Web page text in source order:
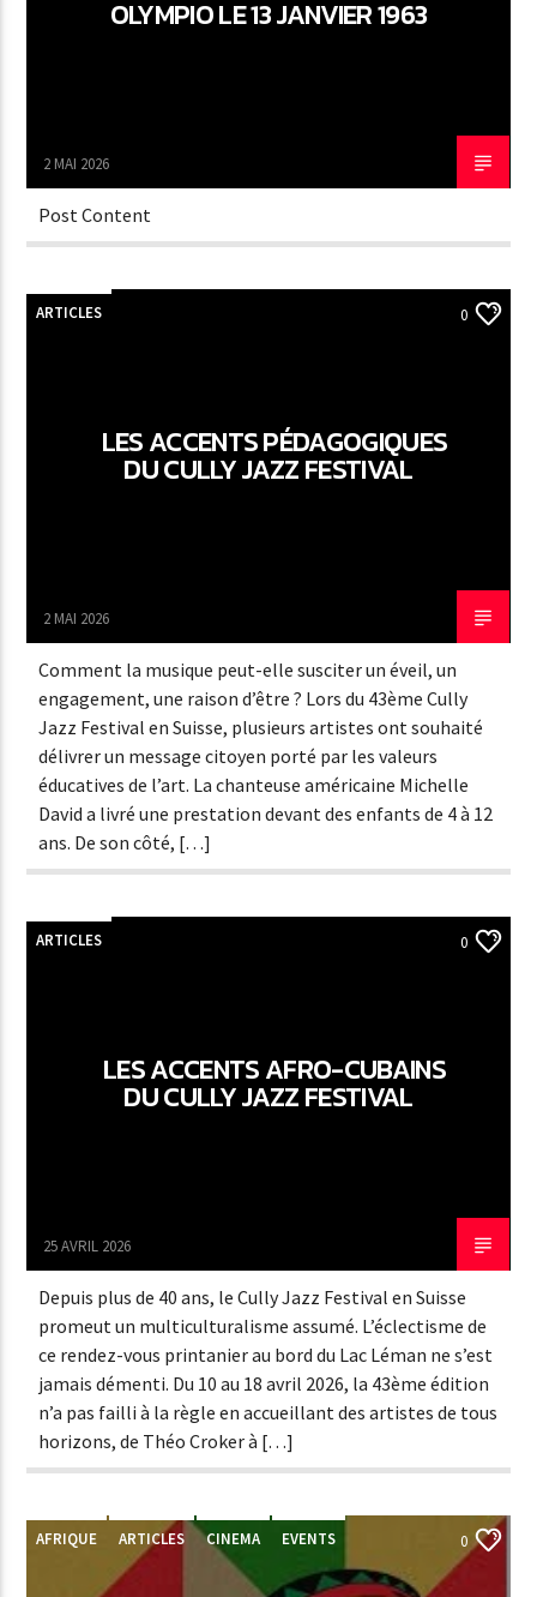
OLYMPIO LE 13 JANVIER 1963
2 MAI 2026
Post Content
ARTICLES 0
LES ACCENTS PÉDAGOGIQUES
DU CULLY JAZZ FESTIVAL
2 MAI 2026
Comment la musique peut-elle susciter un éveil, un
engagement, une raison d’être ? Lors du 43ème Cully
Jazz Festival en Suisse, plusieurs artistes ont souhaité
délivrer un message citoyen porté par les valeurs
éducatives de l’art. La chanteuse américaine Michelle
David a livré une prestation devant des enfants de 4 à 12
ans. De son côté, […]
ARTICLES 0
LES ACCENTS AFRO-CUBAINS
DU CULLY JAZZ FESTIVAL
25 AVRIL 2026
Depuis plus de 40 ans, le Cully Jazz Festival en Suisse
promeut un multiculturalisme assumé. L’éclectisme de
ce rendez-vous printanier au bord du Lac Léman ne s’est
jamais démenti. Du 10 au 18 avril 2026, la 43ème édition
n’a pas failli à la règle en accueillant des artistes de tous
horizons, de Théo Croker à […]
AFRIQUE ARTICLES CINEMA EVENTS
NEWS POST FORMAT WORLD
0